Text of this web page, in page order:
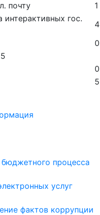
почту
1
гос.
4
0
0
5
процесса
услуг
фактов коррупции